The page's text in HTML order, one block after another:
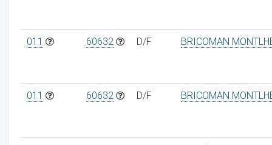
011 60632 D/F BRICOMAN
011 60632 D/F BRICOMAN